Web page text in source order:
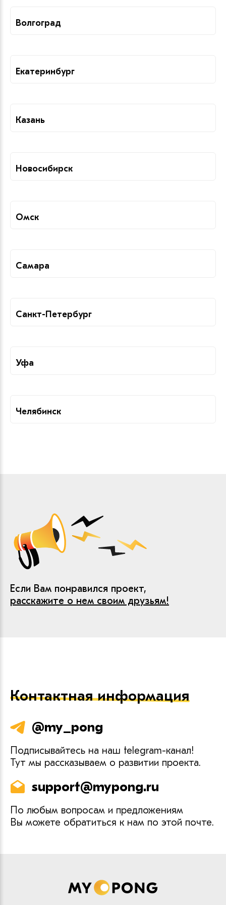
Волгоград
Екатеринбург
Казань
Новосибирск
Омск
Самара
Санкт-Петербург
Уфа
Челябинск
Если Вам понравился проект,
расскажите о нем своим друзьям!
Контактная информация
@my_pong
Подписывайтесь на наш telegram-канал!
Тут мы рассказываем о развитии проекта.
support@mypong.ru
По любым вопросам и предложениям
Вы можете обратиться к нам по этой почте.